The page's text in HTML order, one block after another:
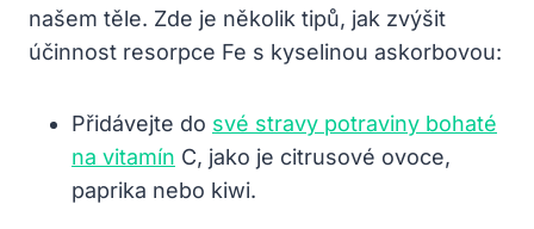
našem těle. Zde je několik tipů, jak zvýšit
účinnost resorpce Fe s kyselinou askorbovou:
Přidávejte do své stravy potraviny bohaté
na vitamín C, jako je citrusové ovoce,
paprika nebo kiwi.